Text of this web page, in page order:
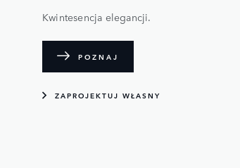
Kwintesencja elegancji.
POZNAJ
ZAPROJEKTUJ WŁASNY